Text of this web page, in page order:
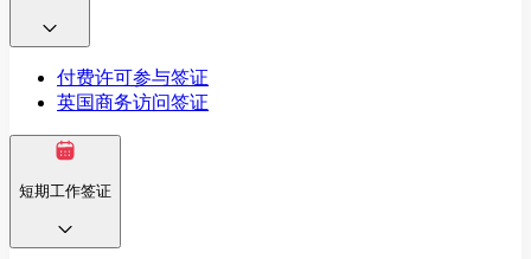
付费许可参与签证
英国商务访问签证
短期工作签证